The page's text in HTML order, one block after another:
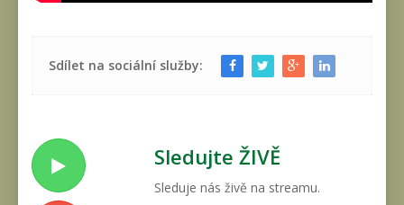
Sdílet na sociální služby:
Sledujte ŽIVĚ
Sleduje nás živě na streamu.